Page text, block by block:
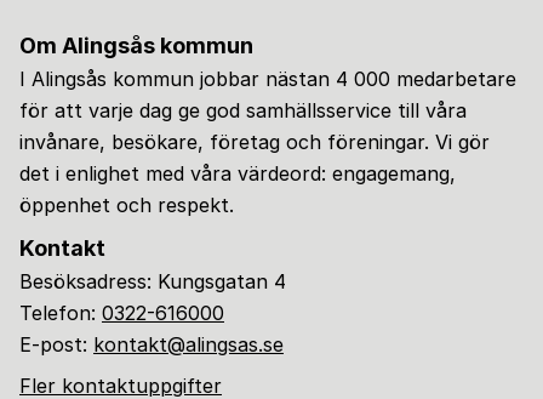
Om Alingsås kommun
I Alingsås kommun jobbar nästan 4 000 medarbetare
för att varje dag ge god samhällsservice till våra
invånare, besökare, företag och föreningar. Vi gör
det i enlighet med våra värdeord: engagemang,
öppenhet och respekt.
Kontakt
Besöksadress: Kungsgatan 4
Telefon: 0322-616000
E-post: kontakt@alingsas.se
Fler kontaktuppgifter